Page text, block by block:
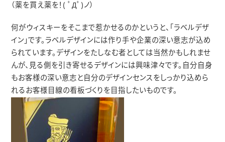
（薬を買え薬を！ ( ﾟДﾟ)ノ）
何がウィスキーをそこまで惹かせるのかというと、「ラベルデザ
イン」です。ラベルデザインには作り手や企業の深い意志が込め
られています。デザインをたしなむ者としては当然かもしれませ
んが、見る側を引き寄せるデザインには興味津々です。自分自身
もお客様の深い意志と自分のデザインセンスをしっかり込めら
れるお客様目線の看板づくりを目指したいものです。